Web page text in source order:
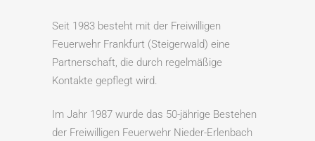
Seit 1983 besteht mit der Freiwilligen
Feuerwehr Frankfurt (Steigerwald) eine
Partnerschaft, die durch regelmäßige
Kontakte gepflegt wird.
Im Jahr 1987 wurde das 50-jährige Bestehen
der Freiwilligen Feuerwehr Nieder-Erlenbach